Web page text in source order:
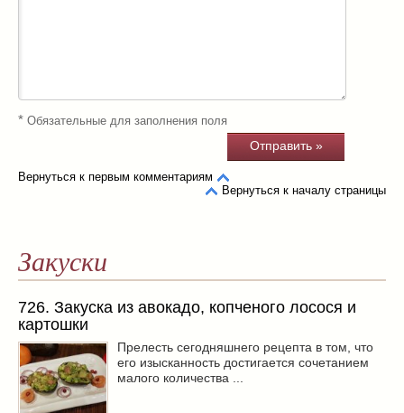
* Обязательные для заполнения поля
Вернуться к первым комментариям
Вернуться к началу страницы
Закуски
726. Закуска из авокадо, копченого лосося и
картошки
Прелесть сегодняшнего рецепта в том, что
его изысканность достигается сочетанием
малого количества ...